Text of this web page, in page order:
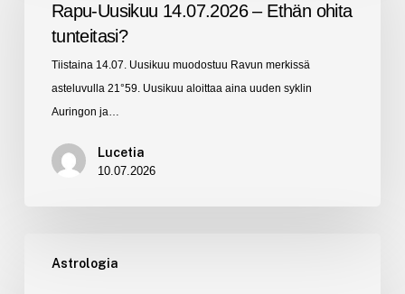
Ethän
ohita
tunteitasi?
Rapu-Uusikuu 14.07.2026 – Ethän ohita
tunteitasi?
Tiistaina 14.07. Uusikuu muodostuu Ravun merkissä
asteluvulla 21°59. Uusikuu aloittaa aina uuden syklin
Auringon ja…
Lucetia
10.07.2026
Astrologia
Täysikuu